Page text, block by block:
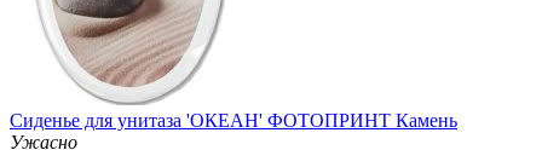
Сиденье для унитаза 'ОКЕАН' ФОТОПРИНТ Камень
Ужасно